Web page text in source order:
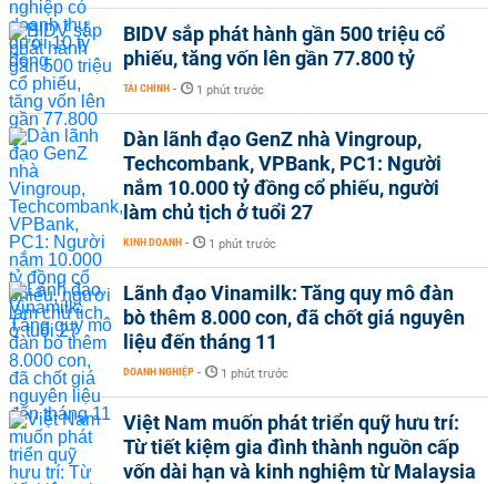
BIDV sắp phát hành gần 500 triệu cổ
phiếu, tăng vốn lên gần 77.800 tỷ
TÀI CHÍNH - 1 phút trước
Dàn lãnh đạo GenZ nhà Vingroup,
Techcombank, VPBank, PC1: Người
nắm 10.000 tỷ đồng cổ phiếu, người
làm chủ tịch ở tuổi 27
KINH DOANH - 1 phút trước
Lãnh đạo Vinamilk: Tăng quy mô đàn
bò thêm 8.000 con, đã chốt giá nguyên
liệu đến tháng 11
DOANH NGHIỆP - 1 phút trước
Việt Nam muốn phát triển quỹ hưu trí:
Từ tiết kiệm gia đình thành nguồn cấp
vốn dài hạn và kinh nghiệm từ Malaysia